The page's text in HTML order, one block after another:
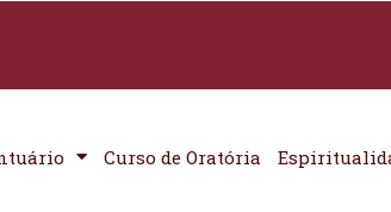
Curso de Oratória